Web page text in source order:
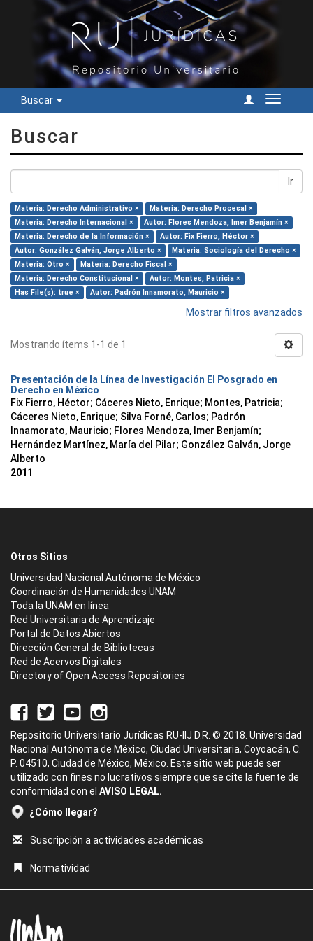
Buscar
Cambiar
Buscar
Ir
Materia: Derecho Administrativo ×
Materia: Derecho Procesal ×
Materia: Derecho Internacional ×
Autor: Flores Mendoza, Imer Benjamín ×
Materia: Derecho de la Información ×
Autor: Fix Fierro, Héctor ×
Autor: González Galván, Jorge Alberto ×
Materia: Sociología del Derecho ×
Materia: Otro ×
Materia: Derecho Fiscal ×
Materia: Derecho Constitucional ×
Autor: Montes, Patricia ×
Has File(s): true ×
Autor: Padrón Innamorato, Mauricio ×
Mostrar filtros avanzados
Mostrando ítems 1-1 de 1
Presentación de la Línea de Investigación El Posgrado en
Derecho en México
Fix Fierro, Héctor; Cáceres Nieto, Enrique; Montes, Patricia;
Cáceres Nieto, Enrique; Silva Forné, Carlos; Padrón
Innamorato, Mauricio; Flores Mendoza, Imer Benjamín;
Hernández Martínez, María del Pilar; González Galván, Jorge
Alberto
2011
Otros Sitios
Universidad Nacional Autónoma de México
Coordinación de Humanidades UNAM
Toda la UNAM en línea
Red Universitaria de Aprendizaje
Portal de Datos Abiertos
Dirección General de Bibliotecas
Red de Acervos Digitales
Directory of Open Access Repositories
Repositorio Universitario Jurídicas RU-IIJ D.R. © 2018. Universidad
Nacional Autónoma de México, Ciudad Universitaria, Coyoacán, C.
P. 04510, Ciudad de México, México. Este sitio web puede ser
utilizado con fines no lucrativos siempre que se cite la fuente de
conformidad con el AVISO LEGAL.
¿Cómo llegar?
Suscripción a actividades académicas
Normatividad